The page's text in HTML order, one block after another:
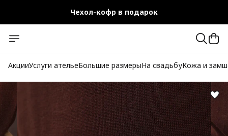
Чехол-кофр в подарок
Бесплатная доставка при заказе от 10 000 руб.
АкцииУслуги ательеБольшие размерыНа свадьбуКожа и